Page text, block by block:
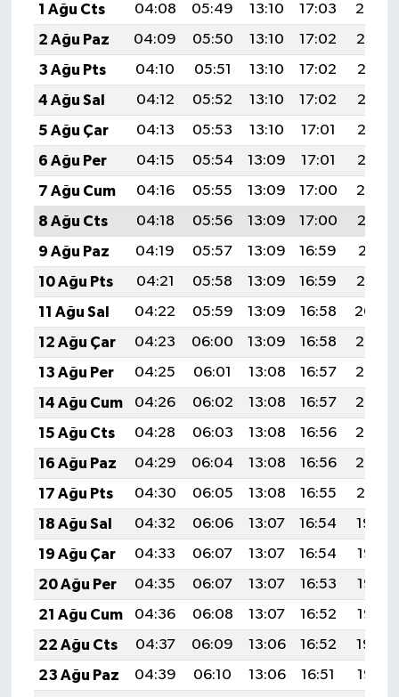
1 Ağu Cts
04:08 05:49 13:10 17:03
20:20
2 Ağu Paz
04:09 05:50 13:10 17:02
20:19
3 Ağu Pts
04:10 05:51 13:10 17:02
20:18
4 Ağu Sal
04:12 05:52 13:10 17:02
20:17
5 Ağu Çar
04:13 05:53 13:10 17:01
20:16
6 Ağu Per
04:15 05:54 13:09 17:01
20:15
7 Ağu Cum
04:16 05:55 13:09 17:00
20:14
8 Ağu Cts
04:18 05:56 13:09 17:00
20:12
9 Ağu Paz
04:19 05:57 13:09 16:59
20:11
10 Ağu Pts
04:21 05:58 13:09 16:59
20:10
11 Ağu Sal
04:22 05:59 13:09 16:58
20:09
12 Ağu Çar
04:23 06:00 13:09 16:58
20:07
13 Ağu Per
04:25 06:01 13:08 16:57
20:06
14 Ağu Cum
04:26 06:02 13:08 16:57
20:05
15 Ağu Cts
04:28 06:03 13:08 16:56
20:03
16 Ağu Paz
04:29 06:04 13:08 16:56
20:02
17 Ağu Pts
04:30 06:05 13:08 16:55
20:01
18 Ağu Sal
04:32 06:06 13:07 16:54
19:59
19 Ağu Çar
04:33 06:07 13:07 16:54
19:58
20 Ağu Per
04:35 06:07 13:07 16:53
19:57
21 Ağu Cum
04:36 06:08 13:07 16:52
19:55
22 Ağu Cts
04:37 06:09 13:06 16:52
19:54
23 Ağu Paz
04:39 06:10 13:06 16:51 19:52